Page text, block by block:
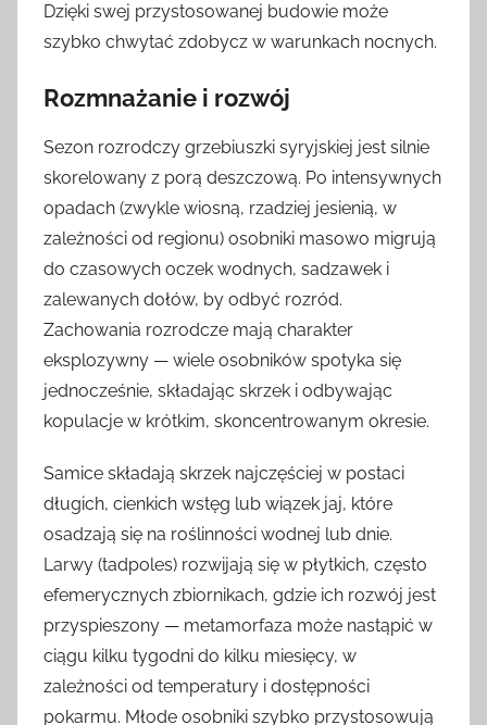
Dzięki swej przystosowanej budowie może
szybko chwytać zdobycz w warunkach nocnych.
Rozmnażanie i rozwój
Sezon rozrodczy grzebiuszki syryjskiej jest silnie
skorelowany z porą deszczową. Po intensywnych
opadach (zwykle wiosną, rzadziej jesienią, w
zależności od regionu) osobniki masowo migrują
do czasowych oczek wodnych, sadzawek i
zalewanych dołów, by odbyć rozród.
Zachowania rozrodcze mają charakter
eksplozywny — wiele osobników spotyka się
jednocześnie, składając skrzek i odbywając
kopulacje w krótkim, skoncentrowanym okresie.
Samice składają skrzek najczęściej w postaci
długich, cienkich wstęg lub wiązek jaj, które
osadzają się na roślinności wodnej lub dnie.
Larwy (tadpoles) rozwijają się w płytkich, często
efemerycznych zbiornikach, gdzie ich rozwój jest
przyspieszony — metamorfaza może nastąpić w
ciągu kilku tygodni do kilku miesięcy, w
zależności od temperatury i dostępności
pokarmu. Młode osobniki szybko przystosowują